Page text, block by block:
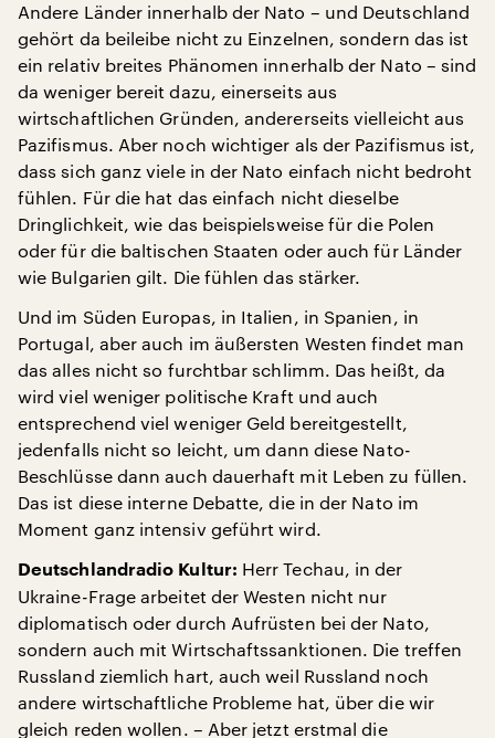
Andere Länder innerhalb der Nato – und Deutschland
gehört da beileibe nicht zu Einzelnen, sondern das ist
ein relativ breites Phänomen innerhalb der Nato – sind
da weniger bereit dazu, einerseits aus
wirtschaftlichen Gründen, andererseits vielleicht aus
Pazifismus. Aber noch wichtiger als der Pazifismus ist,
dass sich ganz viele in der Nato einfach nicht bedroht
fühlen. Für die hat das einfach nicht dieselbe
Dringlichkeit, wie das beispielsweise für die Polen
oder für die baltischen Staaten oder auch für Länder
wie Bulgarien gilt. Die fühlen das stärker.
Und im Süden Europas, in Italien, in Spanien, in
Portugal, aber auch im äußersten Westen findet man
das alles nicht so furchtbar schlimm. Das heißt, da
wird viel weniger politische Kraft und auch
entsprechend viel weniger Geld bereitgestellt,
jedenfalls nicht so leicht, um dann diese Nato-
Beschlüsse dann auch dauerhaft mit Leben zu füllen.
Das ist diese interne Debatte, die in der Nato im
Moment ganz intensiv geführt wird.
Deutschlandradio Kultur: Herr Techau, in der
Ukraine-Frage arbeitet der Westen nicht nur
diplomatisch oder durch Aufrüsten bei der Nato,
sondern auch mit Wirtschaftssanktionen. Die treffen
Russland ziemlich hart, auch weil Russland noch
andere wirtschaftliche Probleme hat, über die wir
gleich reden wollen. – Aber jetzt erstmal die